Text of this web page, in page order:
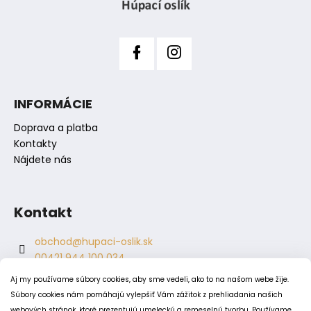
Aj my používame súbory cookies, aby sme vedeli, ako to na našom webe žije.
Súbory cookies nám pomáhajú vylepšiť Vám zážitok z prehliadania našich
y
INFORMÁCIE
Doprava a platba
Kontakty
Nájdete nás
Kontakt
obchod@hupaci-oslik.sk
00421 944 100 034
00421 944 904 704
hupaci.oslik
dagmar.juricova